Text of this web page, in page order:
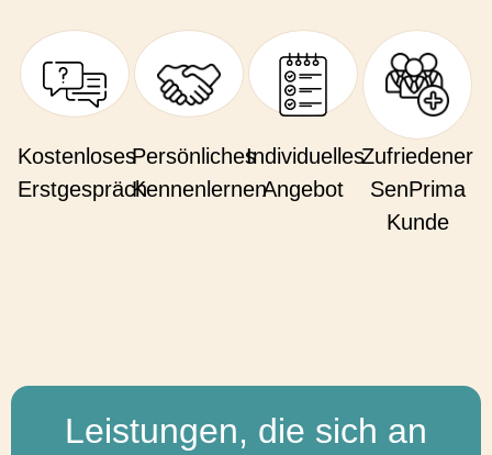
Kostenloses
Erstgespräch
Persönliches
Kennenlernen
Individuelles
Angebot
Zufriedener
SenPrima
Kunde
Leistungen, die sich an